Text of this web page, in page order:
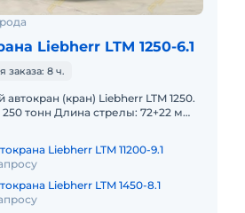
Liebherr LTM 1250-6.1
8 ч.
(кран) Liebherr LTM 1250.
72+22 м
Liebherr LTM 11200-9.1
Liebherr LTM 1450-8.1